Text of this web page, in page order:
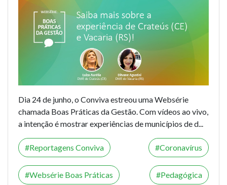
Dia 24 de junho, o Conviva estreou uma Websérie
chamada Boas Práticas da Gestão. Com vídeos ao vivo,
a intenção é mostrar experiências de municípios de d...
Reportagens Conviva Coronavírus
Websérie Boas Práticas Pedagógica